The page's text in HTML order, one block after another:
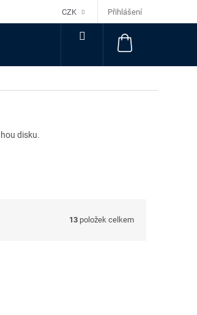
CZK Přihlášení
NÁKUPNÍ
KOŠÍK
disku.
13 položek celkem